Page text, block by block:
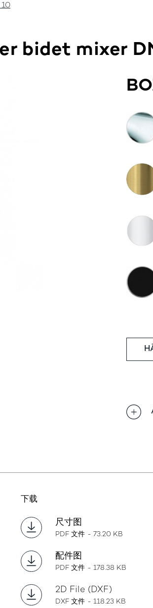
bidet mixer
下载
尺寸图
PDF 文件 - 73.20 KB
配件图
PDF 文件 - 178.38 KB
2D File (DXF)
DXF 文件 - 118.23 KB